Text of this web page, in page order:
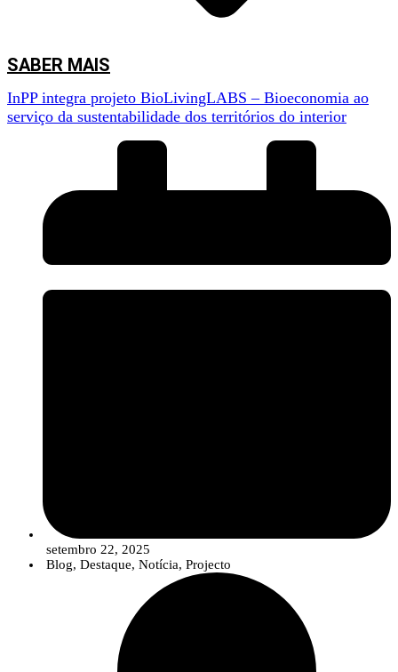
SABER MAIS
InPP integra projeto BioLivingLABS – Bioeconomia ao
serviço da sustentabilidade dos territórios do interior
setembro 22, 2025
Blog, Destaque, Notícia, Projecto